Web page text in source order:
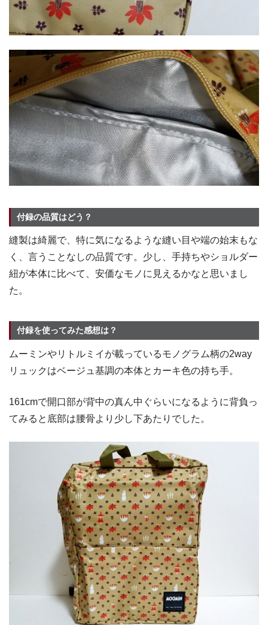
付録の品質はどう？
縫製は綺麗で、特に気になるような縫い目や端の始末もな
く、言うことなしの品質です。少し、手持ちやショルダー
紐が本体に比べて、安価なモノに見えるかなと思いまし
た。
付録を使ってみた感想は？
ムーミンやリトルミイが載っているモノグラム柄の2way
リュックはベージュ基調の本体とカーキ色の持ち手。
161cmで開口部が背中の真ん中ぐらいになるように背負っ
てみると底部は腰骨より少し下あたりでした。